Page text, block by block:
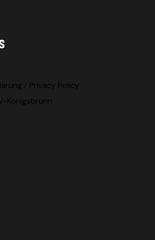
/ Privacy Policy
Königsbrunn